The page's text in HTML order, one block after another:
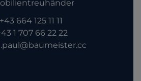
+43 664 125 11 11
1 707 66 22 22